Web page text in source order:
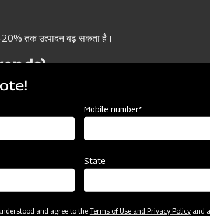
तक उत्पादन बढ़ सकता है।
लगे हैं।
Mobile number*
State
and agree to theTerms of Use and Privacy Policyand